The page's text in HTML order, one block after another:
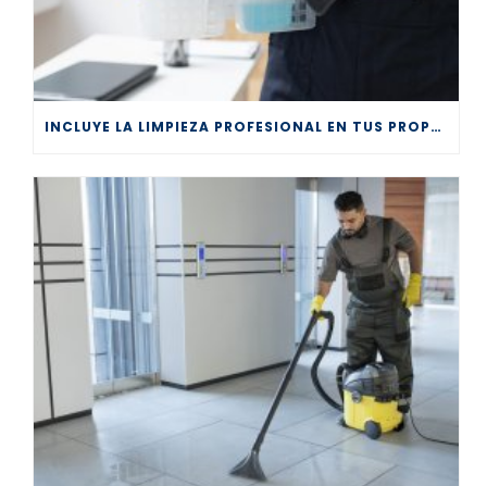
INCLUYE LA LIMPIEZA PROFESIONAL EN TUS PROPÓSITOS DE AÑO NUEVO 2026